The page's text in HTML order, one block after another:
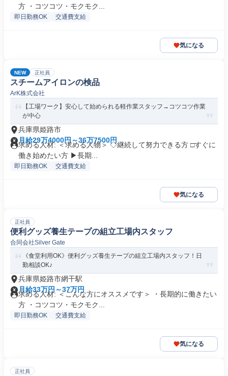
方 ・コツコツ・モクモク...
即日勤務OK 交通費支給
気になる
NEW 正社員
スチームアイロンの検品
ArK株式会社
【工場ワーク】安心して始められる軽作業スタッフ→コツコツ作業
が中心
兵庫県姫路市
月給29万4000円～36万7500円
求める人材: ＜求める人物＞ ◇継続して努力できる方 □すぐに
働き始めたい方 ▶長期...
即日勤務OK 交通費支給
気になる
正社員
便利グッズ養生テープの組立工場内スタッフ
合同会社Silver Gate
《食堂利用OK》便利グッズ養生テープの組立工場内スタッフ！日
勤相談OK♪
兵庫県姫路市網干駅
月給33万円～37万円
求める人材: ＜こんな方にオススメです＞ ・長期的に働きたい
方 ・コツコツ・モクモク...
即日勤務OK 交通費支給
気になる
正社員